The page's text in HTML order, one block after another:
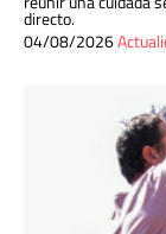
directo.
04/08/2026